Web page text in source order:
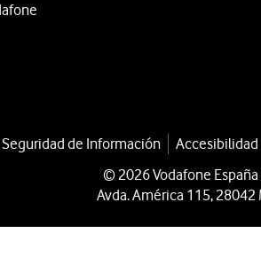
de Información Accesibilidad
© 2026 Vodafone España
Avda. América 115, 28042